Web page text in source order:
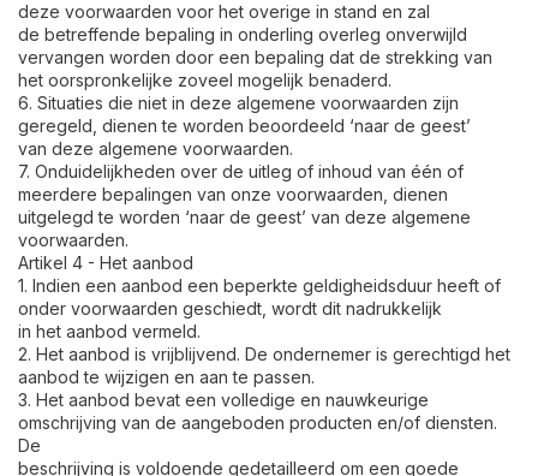
deze voorwaarden voor het overige in stand en zal
de betreffende bepaling in onderling overleg onverwijld
vervangen worden door een bepaling dat de strekking van
het oorspronkelijke zoveel mogelijk benaderd.
6. Situaties die niet in deze algemene voorwaarden zijn
geregeld, dienen te worden beoordeeld ‘naar de geest’
van deze algemene voorwaarden.
7. Onduidelijkheden over de uitleg of inhoud van één of
meerdere bepalingen van onze voorwaarden, dienen
uitgelegd te worden ‘naar de geest’ van deze algemene
voorwaarden.
Artikel 4 - Het aanbod
1. Indien een aanbod een beperkte geldigheidsduur heeft of
onder voorwaarden geschiedt, wordt dit nadrukkelijk
in het aanbod vermeld.
2. Het aanbod is vrijblijvend. De ondernemer is gerechtigd het
aanbod te wijzigen en aan te passen.
3. Het aanbod bevat een volledige en nauwkeurige
omschrijving van de aangeboden producten en/of diensten.
De
beschrijving is voldoende gedetailleerd om een goede